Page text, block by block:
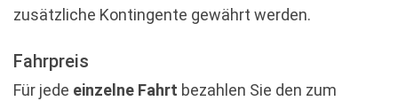
zusätzliche Kontingente gewährt werden.
Fahrpreis
Für jede einzelne Fahrt bezahlen Sie den zum